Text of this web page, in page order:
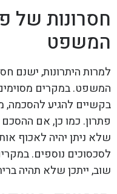
חסרונות של
המשפט
למרות היתרונות, ישנם
המשפט. במקרים
בקשיים להגיע להסכמה,
פתרון. כמו כן, אם ההסכם
שלא ניתן יהיה לאכוף
לסכסוכים נוספים.
שוב, ייתכן שלא תהיה